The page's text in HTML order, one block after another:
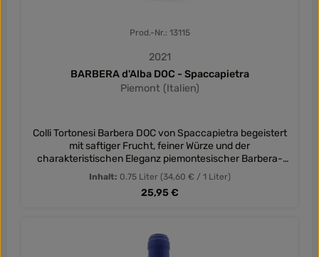
Prod.-Nr.: 13115
2021
BARBERA d'Alba DOC - Spaccapietra
Piemont (Italien)
Colli Tortonesi Barbera DOC von Spaccapietra begeistert
mit saftiger Frucht, feiner Würze und der
charakteristischen Eleganz piemontesischer Barbera-
Weine.
Inhalt: 0.75 Liter (34,60 € / 1 Liter)
Regulärer Preis:
25,95 €